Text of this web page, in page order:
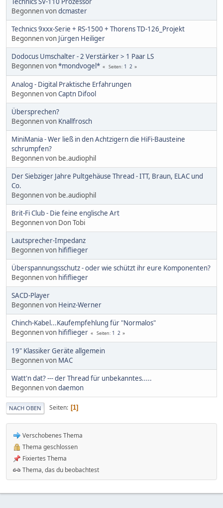
Begonnen vondcmaster
Technics 9xxx-Serie + RS-1500 + Thorens TD-126_Projekt
Begonnen von Jürgen Heiliger
Dodocus Umschalter - 2 Verstärker > 1 Paar LS
Begonnen von*mondvogel* Seiten 1 2
Analog - Digital Praktische Erfahrungen
Begonnen vonCaptn Difool
Übersprechen?
Begonnen von Knallfrosch
MiniMania - Wer ließ in den Achtzigern die HiFi-Bausteine
schrumpfen?
Begonnen von be.audiophil
Der Siebziger Jahre Pultgehäuse Thread - ITT, Braun, ELAC und
Co.
Begonnen von be.audiophil
Brit-Fi Club - Die feine englische Art
Begonnen von Don Tobi
Lautsprecher-Impedanz
Begonnen von hififlieger
Überspannungsschutz - oder wie schützt ihr eure Komponenten?
Begonnen von hififlieger
SACD-Player
Begonnen von Heinz-Werner
Chinch-Kabel...Kaufempfehlung für "Normalos"
Begonnen von hififlieger Seiten 1 2
19" Klassiker Geräte allgemein
Begonnen von MAC
Watt'n dat? --- der Thread für unbekanntes.....
Begonnen vondaemon
NACH OBEN Seiten 1
Verschobenes Thema
Thema geschlossen
Fixiertes Thema
Thema, das du beobachtest